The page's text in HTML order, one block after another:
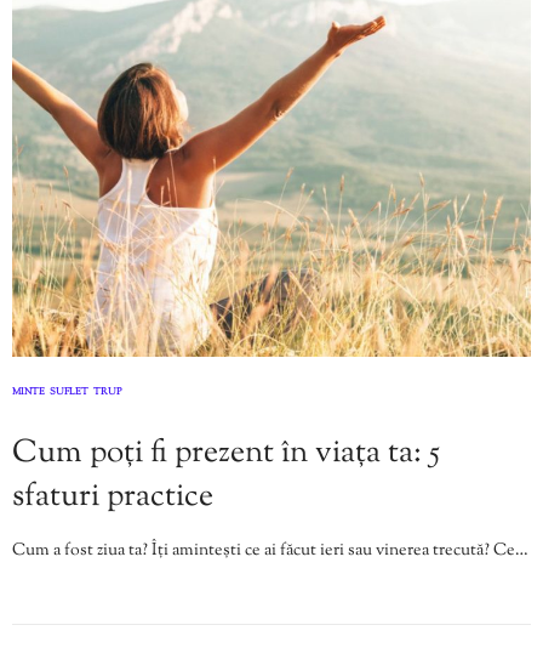
MINTE SUFLET TRUP
Cum poți fi prezent în viața ta: 5
sfaturi practice
Cum a fost ziua ta? Îți amintești ce ai făcut ieri sau vinerea trecută? Ce…